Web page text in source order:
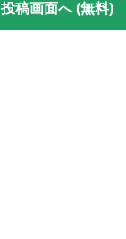
投稿画面へ (無料)